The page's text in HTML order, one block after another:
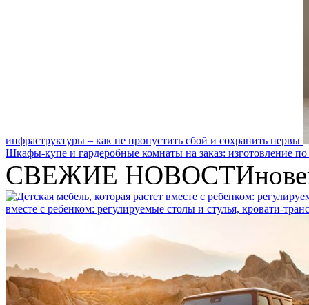
инфраструктуры – как не пропустить сбой и сохранить нервы
Шкафы-купе и гардеробные комнаты на заказ: изготовление по
СВЕЖИЕ НОВОСТИ
вместе с ребенком: регулируемые столы и стулья, кровати-